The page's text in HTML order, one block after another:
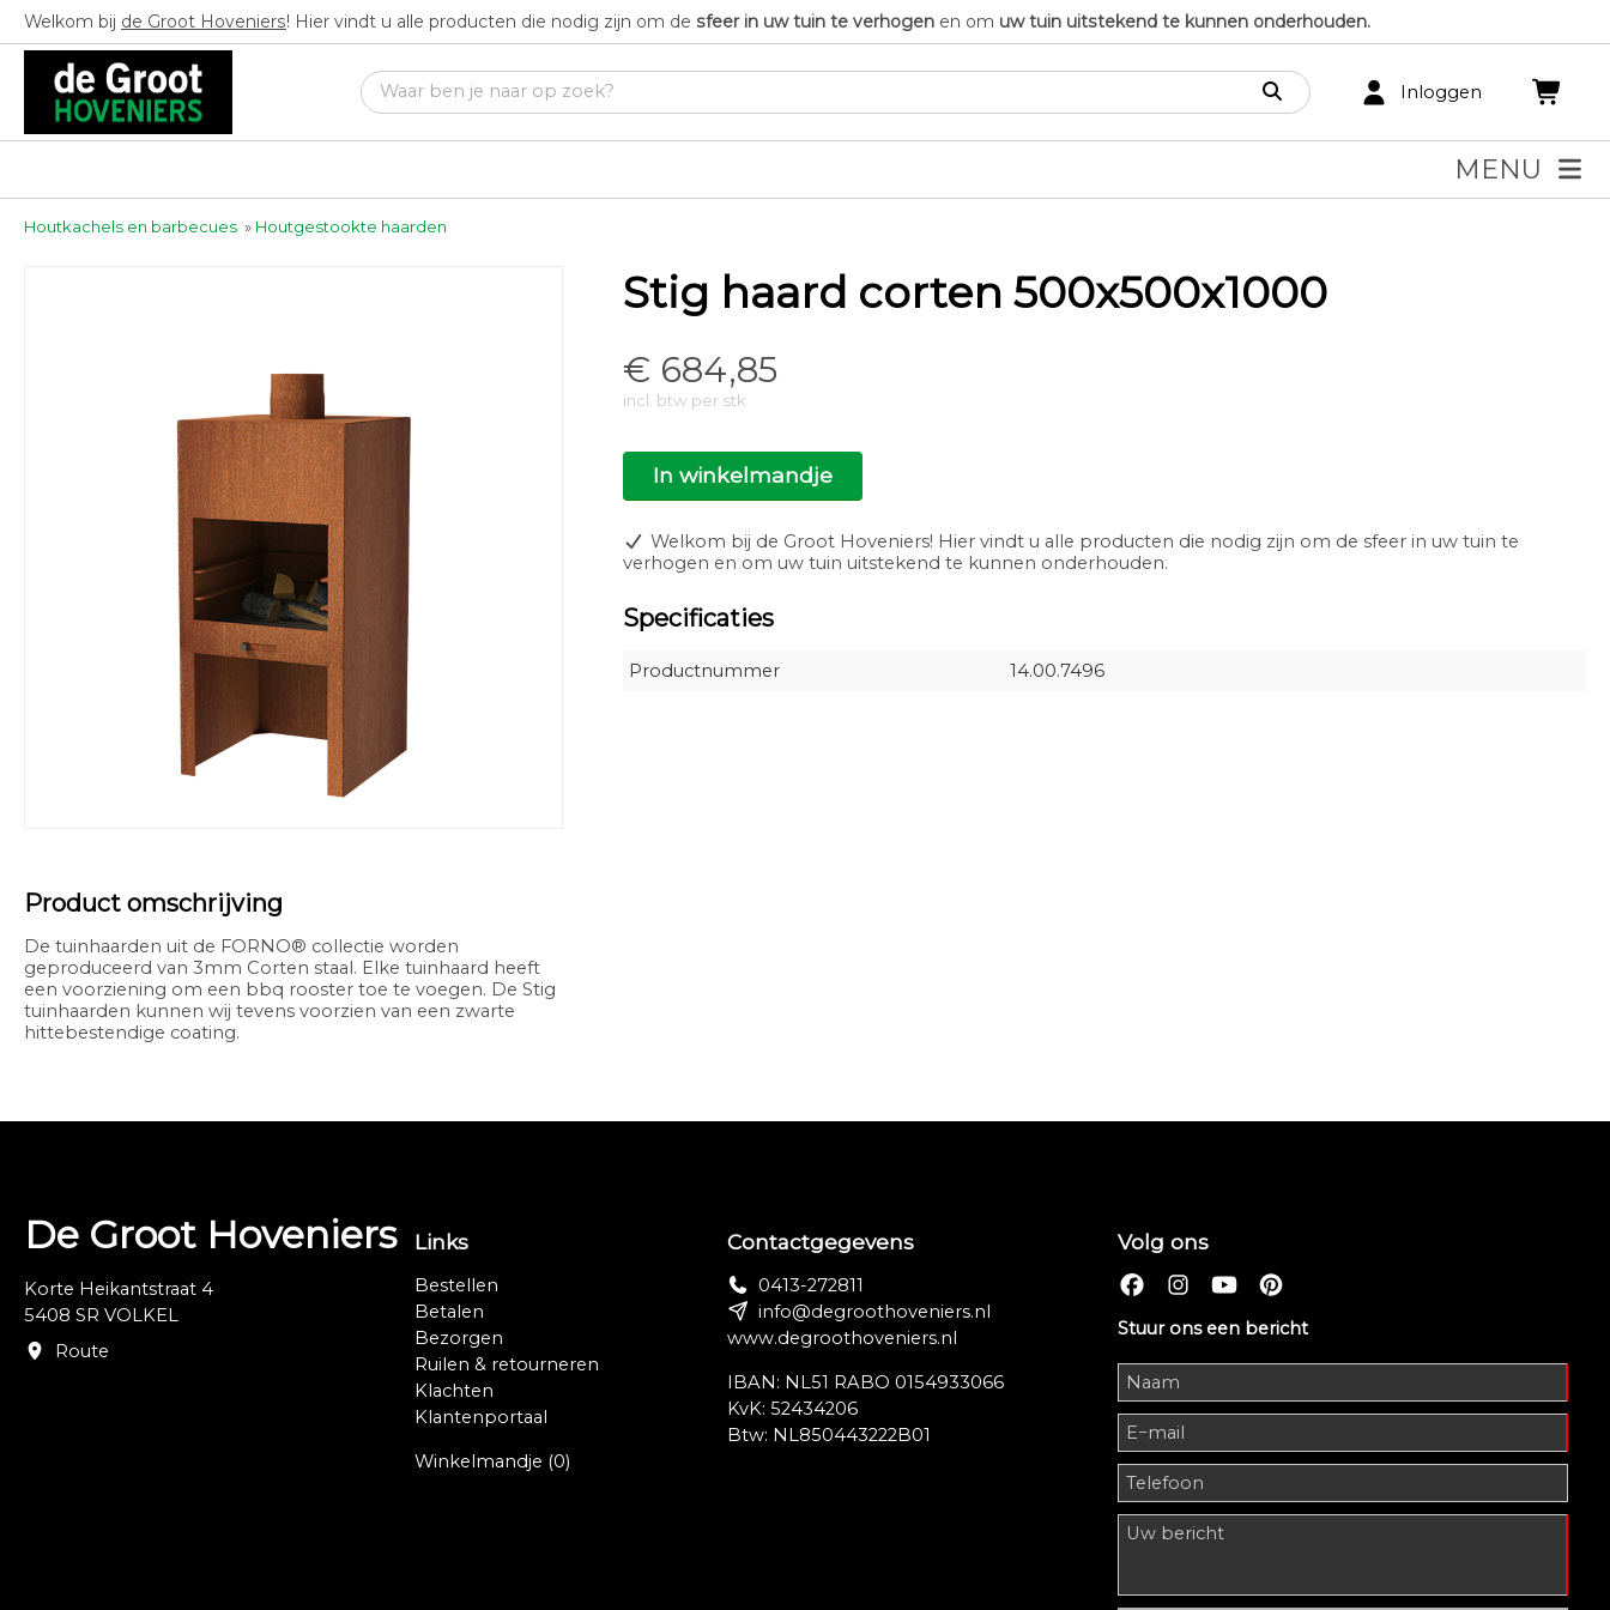
Welkom bij de Groot Hoveniers! Hier vindt u alle producten die nodig zijn om de sfeer in uw tuin te verhogen en om uw tuin uitstekend te kunnen onderhouden.
Inloggen
MENU
Houtkachels en barbecues » Houtgestookte haarden
Product omschrijving
De tuinhaarden uit de FORNO® collectie worden
geproduceerd van 3mm Corten staal. Elke tuinhaard heeft
een voorziening om een bbq rooster toe te voegen. De Stig
tuinhaarden kunnen wij tevens voorzien van een zwarte
hittebestendige coating.
Stig haard corten 500x500x1000
€ 684,85
incl. btw per stk
In winkelmandje
Welkom bij de Groot Hoveniers! Hier vindt u alle producten die nodig zijn om de sfeer in uw tuin te
verhogen en om uw tuin uitstekend te kunnen onderhouden.
Specificaties
Productnummer 14.00.7496
De Groot Hoveniers
Korte Heikantstraat 4
5408 SR VOLKEL
Route
Links
Bestellen
Betalen
Bezorgen
Ruilen & retourneren
Klachten
Klantenportaal
Winkelmandje (0)
Contactgegevens
0413-272811
info@degroothoveniers.nl
www.degroothoveniers.nl
IBAN: NL51 RABO 0154933066
KvK: 52434206
Btw: NL850443222B01
Volg ons
Stuur ons een bericht